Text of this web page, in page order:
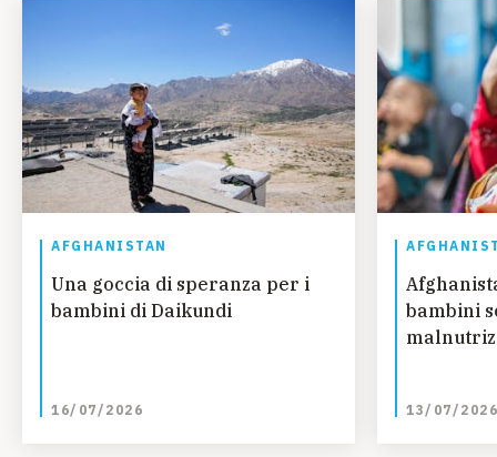
AFGHANISTAN
Una goccia di speranza per i
bambini di Daikundi
16/07/2026
bambini
13/07/2026